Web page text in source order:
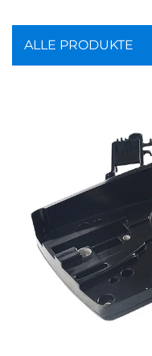
ALLE PRODUKTE